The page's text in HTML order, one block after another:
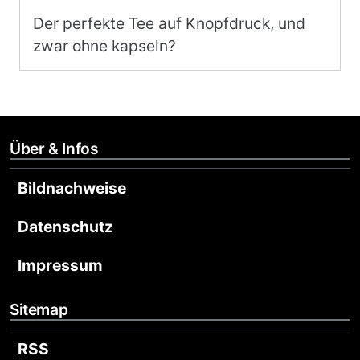
Der perfekte Tee auf Knopfdruck, und
zwar ohne kapseln?
Über & Infos
Bildnachweise
Datenschutz
Impressum
Sitemap
RSS